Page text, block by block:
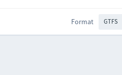
Format GTFS